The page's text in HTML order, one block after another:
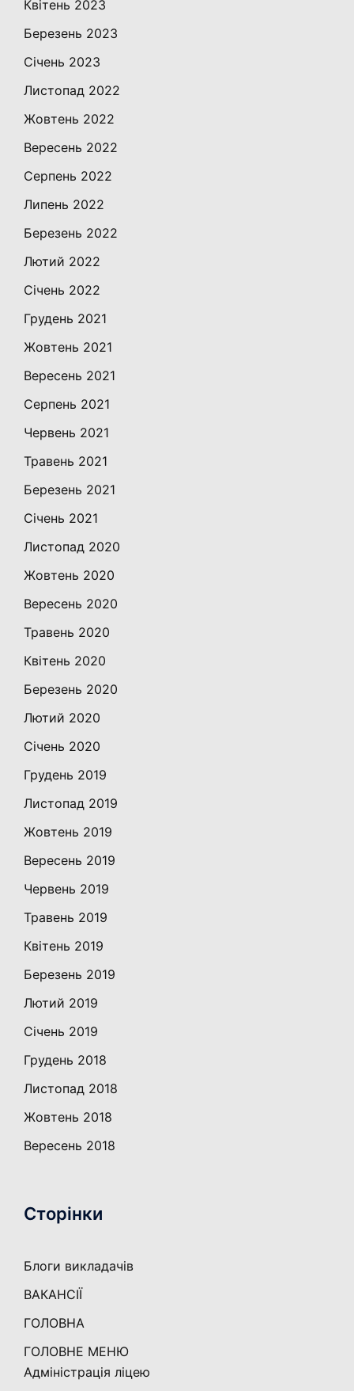
Квітень 2023
Березень 2023
Січень 2023
Листопад 2022
Жовтень 2022
Вересень 2022
Серпень 2022
Липень 2022
Березень 2022
Лютий 2022
Січень 2022
Грудень 2021
Жовтень 2021
Вересень 2021
Серпень 2021
Червень 2021
Травень 2021
Березень 2021
Січень 2021
Листопад 2020
Жовтень 2020
Вересень 2020
Травень 2020
Квітень 2020
Березень 2020
Лютий 2020
Січень 2020
Грудень 2019
Листопад 2019
Жовтень 2019
Вересень 2019
Червень 2019
Травень 2019
Квітень 2019
Березень 2019
Лютий 2019
Січень 2019
Грудень 2018
Листопад 2018
Жовтень 2018
Вересень 2018
Сторінки
Блоги викладачів
ВАКАНСІЇ
ГОЛОВНА
ГОЛОВНЕ МЕНЮ
Адміністрація ліцею